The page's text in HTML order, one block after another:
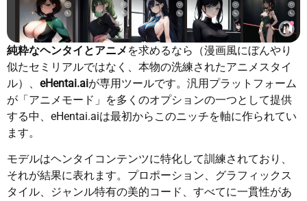
純粋なヘンタイとアニメ を求めるなら（漫画風にぼんやり
似たセミリアルではなく、本物の洗練されたアニメスタイ
ル）、 eHentai.aiが専用ツールです。汎用プラットフォーム
が「アニメモード」を多くのオプションの一つとして提供
する中、eHentai.aiは最初からこのニッチを軸に作られてい
ます。
モデルはヘンタイコンテンツに特化して訓練されており、
それが結果に表れます。プロポーション、グラフィックス
タイル、ジャンル特有の美的コード、すべてに一貫性があ